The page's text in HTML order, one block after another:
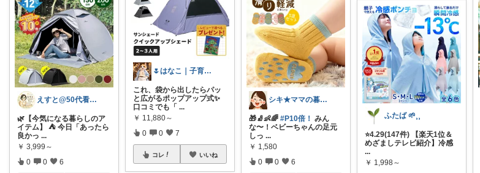
えすと@50代看護師の暮らしとおすすめ
🌿【今気になる暮らしのア
イテム】 ⛺️ 今日「あったら
良かっ ...
￥ 3,999～
0 0 6
🌷はなこ｜子育て×3児ママ
これ、袋から出したらパッ
と広がるポップアップ式✨
口コミでも「 ...
￥ 11,880～
0 0 7
コレ いいね
シキ★ママの暮らし、キッズ
🎁🧦👶🌈#P10倍！ みん
な〜！ベビーちゃんの足元
しっ ...
￥ 1,580
0 0 6
ふたば 🌱⸒⸒
⭐️4.29(147件) 【楽天1位＆
めざましテレビ紹介】冷感
...
￥ 1,998～